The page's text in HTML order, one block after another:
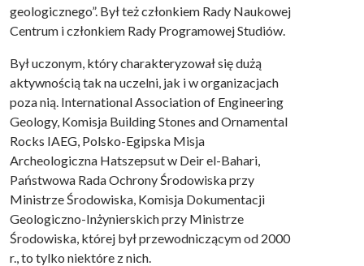
geologicznego”. Był też członkiem Rady Naukowej
Centrum i członkiem Rady Programowej Studiów.
Był uczonym, który charakteryzował się dużą
aktywnością tak na uczelni, jak i w organizacjach
poza nią. International Association of Engineering
Geology, Komisja Building Stones and Ornamental
Rocks IAEG, Polsko-Egipska Misja
Archeologiczna Hatszepsut w Deir el-Bahari,
Państwowa Rada Ochrony Środowiska przy
Ministrze Środowiska, Komisja Dokumentacji
Geologiczno-Inżynierskich przy Ministrze
Środowiska, której był przewodniczącym od 2000
r., to tylko niektóre z nich.